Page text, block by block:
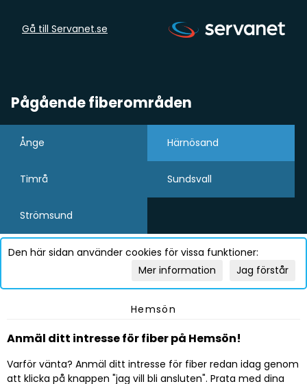
Gå till Servanet.se
Pågående fiberområden
Ånge Härnösand
Timrå Sundsvall
Strömsund
Den här sidan använder cookies för vissa funktioner:
Jag förstår
Mer information
Hemsön
Anmäl ditt intresse för fiber på Hemsön!
Varför vänta? Anmäl ditt intresse för fiber redan idag genom
att klicka på knappen "jag vill bli ansluten". Prata med dina